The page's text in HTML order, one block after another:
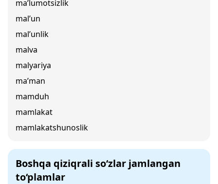
ma’lumotsizlik
mal’un
mal’unlik
malva
malyariya
ma’man
mamduh
mamlakat
mamlakatshunoslik
Boshqa qiziqrali so‘zlar jamlangan
to‘plamlar